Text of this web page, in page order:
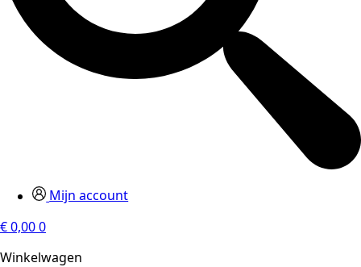
Mijn account
€0,000
Winkelwagen